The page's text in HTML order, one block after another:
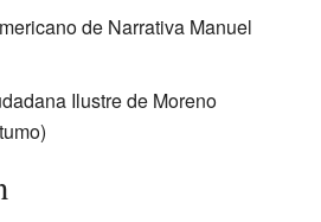
de Narrativa Manuel
Ilustre de Moreno